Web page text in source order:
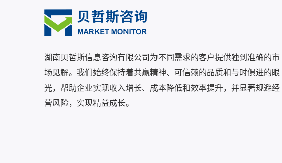
湖南贝哲斯信息咨询有限公司为不同需求的客户提供独到准确的市
场见解。我们始终保持着共赢精神、可信赖的品质和与时俱进的眼
光，帮助企业实现收入增长、成本降低和效率提升，并显著规避经
营风险，实现精益成长。